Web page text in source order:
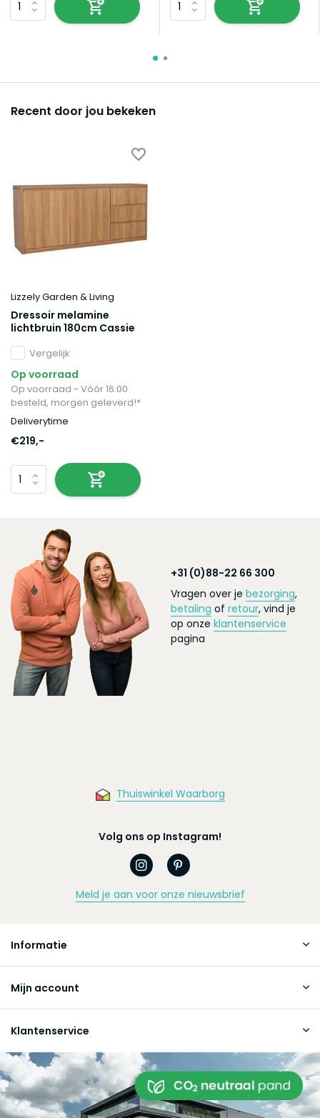
Recent door jou bekeken
Lizzely Garden & Living
Dressoir melamine
lichtbruin 180cm Cassie
Vergelijk
Op voorraad
Op voorraad - Vóór 16:00
besteld, morgen geleverd!*
Deliverytime
€219,-
+31 (0)88-22 66 300
Vragen over je bezorging,
betaling of retour, vind je
op onze klantenservice
pagina
Thuiswinkel Waarborg
Volg ons op Instagram!
Meld je aan voor onze nieuwsbrief
Informatie
Mijn account
Klantenservice